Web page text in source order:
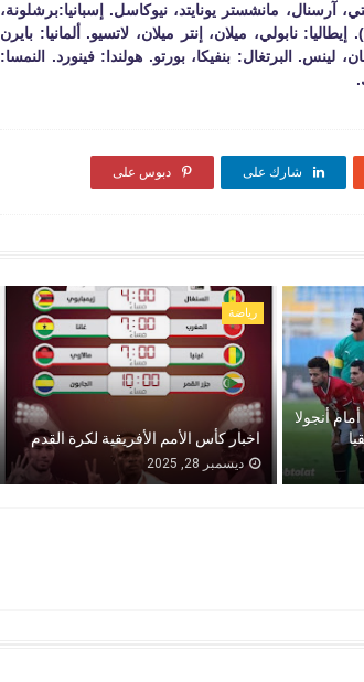
2023-2024 إنجلترا: مانشستر سيتي، آرسنال، مانشستر يونايتد، نيوكاسل. إسبانيا:برشلونة،
نابولي، ميلان، إنتر ميلان، لاتسيو. ألمانيا: بايرن
لينس. البرتغال: بنفيكا، بورتو. هولندا: فينورد. النمسا:
شارك على دبوس على
أنجولا
رياضة
اخبار كأس الأمم الأفريقية لكرة القدم
ديسمبر 28, 2025